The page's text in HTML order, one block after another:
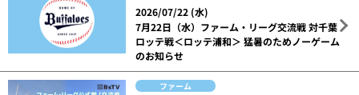
2026/07/22 (水)
7月22日（水）ファーム・リーグ交流戦 対千葉
ロッテ戦＜ロッテ浦和＞ 猛暑のためノーゲーム
のお知らせ
ファーム